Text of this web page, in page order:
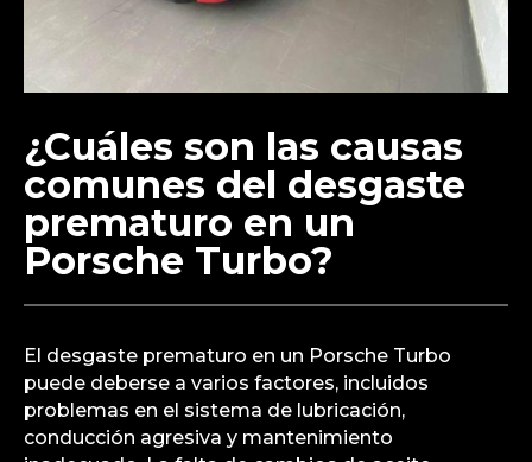
¿Cuáles son las causas
comunes del desgaste
prematuro en un
Porsche Turbo?
El desgaste prematuro en un Porsche Turbo
puede deberse a varios factores, incluidos
problemas en el sistema de lubricación,
conducción agresiva y mantenimiento